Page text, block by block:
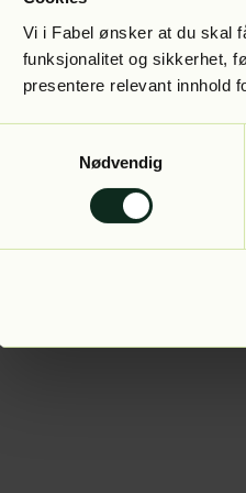
Vi i Fabel ønsker at du skal
funksjonalitet og sikkerhet,
presentere relevant innhold
Nødvendig
Application